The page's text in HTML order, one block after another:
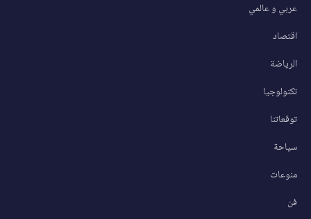
عربي و عالمي
اقتصاد
الرياضة
تكنولوجيا
توقعاتنا
سياحة
منوعات
فن